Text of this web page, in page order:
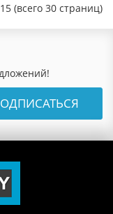
(всего 30 страниц)